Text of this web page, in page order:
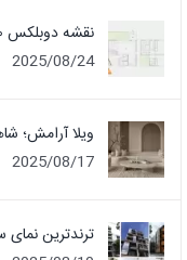
نقشه دوبلکس ۵۰ متری بدون پرتی (50+50)
2025/08/24
ویلا آرامش؛
2025/08/17
ترندترین